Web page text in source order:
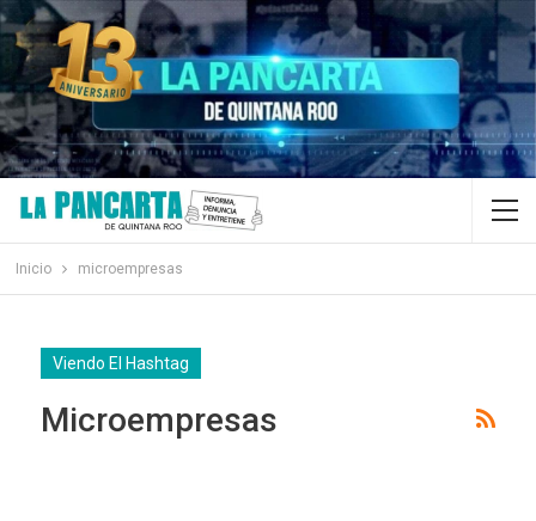
Inicio microempresas
Viendo El Hashtag
Microempresas